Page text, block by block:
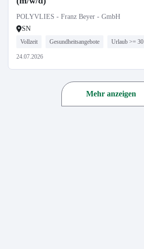
POLYVLIES - Franz Beyer - GmbH
SN
Vollzeit Gesundheitsangebote Urlaub >= 30
24.07.2026
Mehr anzeigen